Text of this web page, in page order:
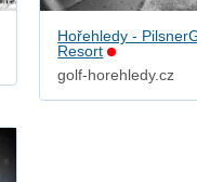
Hořehledy -
Resort
golf-horehledy.cz